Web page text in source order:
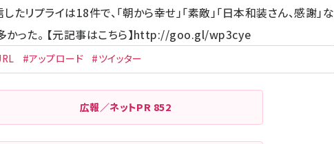
たリプライは18件で、「朝から幸せ」「素敵」「日本和装さん、感謝」な
った。 【元記事はこちら】http://goo.gl/wp3cye
#アップロード #ツイッター
広報／ネットPR 852